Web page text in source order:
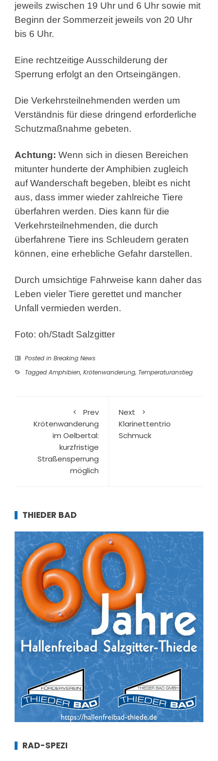
jeweils zwischen 19 Uhr und 6 Uhr sowie mit
Beginn der Sommerzeit jeweils von 20 Uhr
bis 6 Uhr.
Eine rechtzeitige Ausschilderung der
Sperrung erfolgt an den Ortseingängen.
Die Verkehrsteilnehmenden werden um
Verständnis für diese dringend erforderliche
Schutzmaßnahme gebeten.
Achtung: Wenn sich in diesen Bereichen
mitunter hunderte der Amphibien zugleich
auf Wanderschaft begeben, bleibt es nicht
aus, dass immer wieder zahlreiche Tiere
überfahren werden. Dies kann für die
Verkehrsteilnehmenden, die durch
überfahrene Tiere ins Schleudern geraten
können, eine erhebliche Gefahr darstellen.
Durch umsichtige Fahrweise kann daher das
Leben vieler Tiere gerettet und mancher
Unfall vermieden werden.
Foto: oh/Stadt Salzgitter
Posted in Breaking News
Tagged Amphibien, Krötenwanderung, Temperaturanstieg
Prev
Krötenwanderung
im Oelbertal:
kurzfristige
Straßensperrung
möglich
Next
Klarinettentrio
Schmuck
THIEDER BAD
RAD-SPEZI